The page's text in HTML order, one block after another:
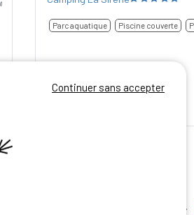
Parc aquatique Piscine couverte
Continuer sans accepter